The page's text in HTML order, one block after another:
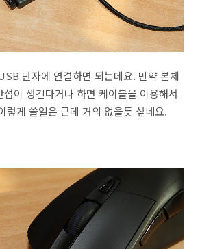
단자에 연결하면 되는데요. 만약 본체
이 생긴다거나 하면 케이블을 이용해서
렇게 쓸일은 근데 거의 없을듯 싶네요.